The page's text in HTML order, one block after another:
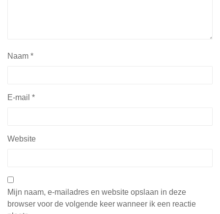
Naam *
E-mail *
Website
Mijn naam, e-mailadres en website opslaan in deze
browser voor de volgende keer wanneer ik een reactie